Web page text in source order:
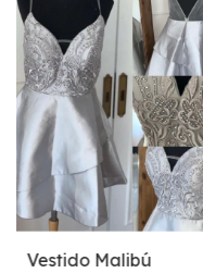
Vestido Malibú